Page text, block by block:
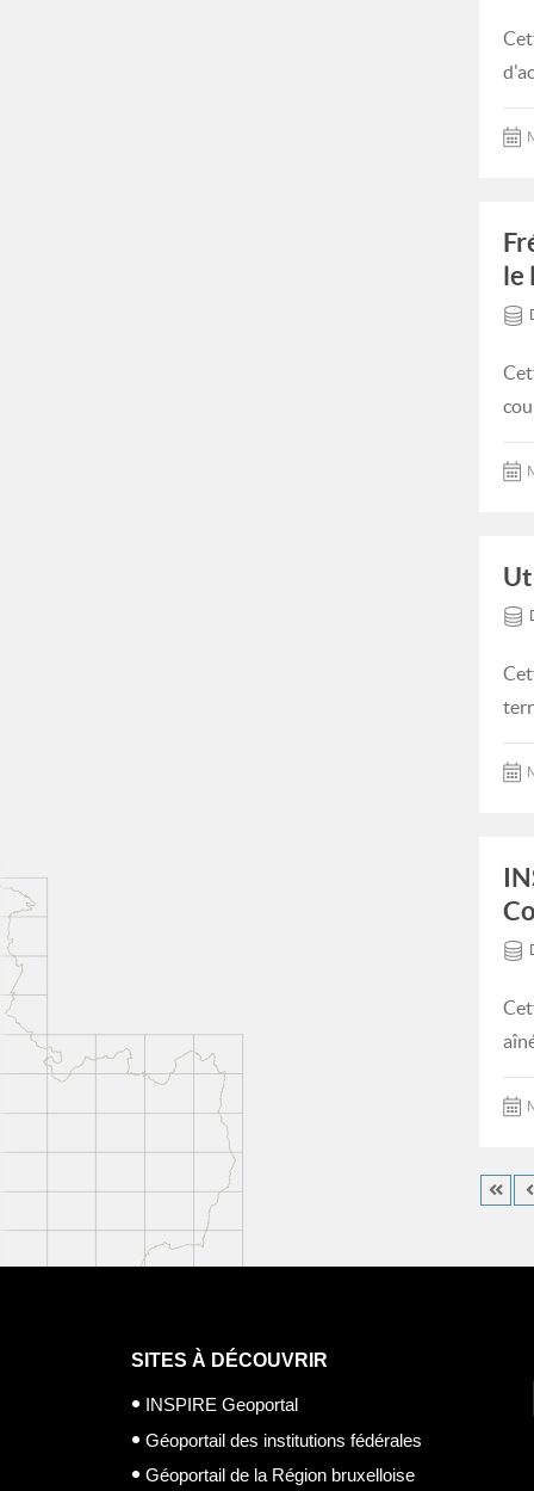
le
SITES À DÉCOUVRIR
INSPIRE Geoportal
Géoportail des institutions fédérales
Géoportail de la Région bruxelloise